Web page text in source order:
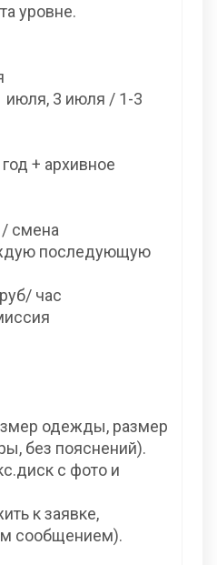
уровне.
июля, 3 июля / 1-3
+ архивное
/ смена
последующую
час
одежды, размер
без пояснений).
с фото и
к заявке,
сообщением).